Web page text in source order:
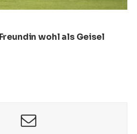
wohl als Geisel